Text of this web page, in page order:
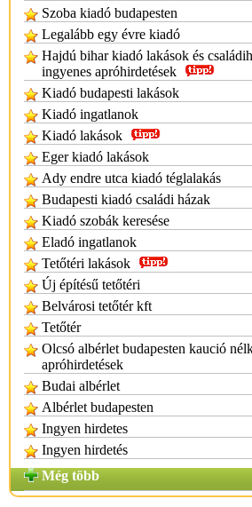
Szoba kiadó budapesten
Legalább egy évre kiadó
Hajdú bihar kiadó lakások és
ingyenes apróhirdetések
Kiadó budapesti lakások
Kiadó ingatlanok
Kiadó lakások
Eger kiadó lakások
Ady endre utca kiadó téglalakás
Budapesti kiadó családi házak
Kiadó szobák keresése
Eladó ingatlanok
Tetőtéri lakások
Új építésű tetőtéri
Belvárosi tetőtér kft
Tetőtér
Olcsó albérlet budapesten kaució
apróhirdetések
Budai albérlet
Albérlet budapesten
Ingyen hirdetes
Ingyen hirdetés
Még több